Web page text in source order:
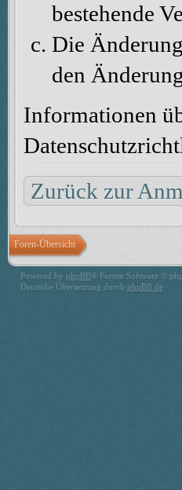
bestehende
Die
den
Informationen
Zurück zur
Foren-Übersicht
Powered by phpBB® Forum Software ©
Deutsche Übersetzung durch phpBB.de